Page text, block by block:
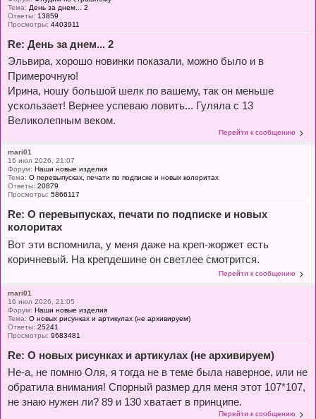
Тема: День за днем... 2
Ответы: 13859
Просмотры: 4403911
Re: День за днем... 2
Эльвира, хорошо новинки показали, можно было и в
Примерочную!
Ирина, ношу большой шелк по вашему, так он меньше
ускользает! Вернее успеваю ловить... Гуляла с 13
Великолепным веком.
Перейти к сообщению
mari01
16 июл 2026, 21:07
Форум: Наши новые изделия
Тема: О перевыпусках, печати по подписке и новых колоритах
Ответы: 20879
Просмотры: 5866117
Re: О перевыпусках, печати по подписке и новых
колоритах
Вот эти вспомнила, у меня даже на креп-жоржет есть
коричневый. На крепдешине он светлее смотрится.
Перейти к сообщению
mari01
16 июл 2026, 21:05
Форум: Наши новые изделия
Тема: О новых рисунках и артикулах (не архивируем)
Ответы: 25241
Просмотры: 9683481
Re: О новых рисунках и артикулах (не архивируем)
Не-а, не помню Оля, я тогда не в теме была наверное, или не
обратила внимания! Спорный размер для меня этот 107*107,
не знаю нужен ли? 89 и 130 хватает в принципе.
Перейти к сообщению